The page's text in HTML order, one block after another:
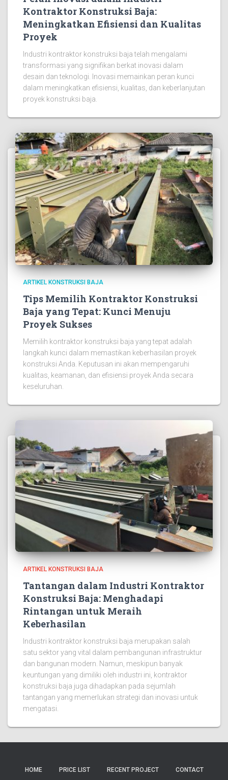
Kontraktor Konstruksi Baja:
Meningkatkan Efisiensi dan Kualitas
Proyek
Industri kontraktor konstruksi baja telah mengalami
transformasi yang signifikan berkat inovasi dalam
desain dan teknologi. Inovasi memainkan peran kunci
dalam meningkatkan efisiensi, kualitas, dan keberlanjutan
proyek konstruksi baja.
ARTIKEL KONSTRUKSI BAJA
Tips Memilih Kontraktor Konstruksi
Baja yang Tepat: Kunci Menuju
Proyek Sukses
Memilih kontraktor konstruksi baja yang tepat adalah
langkah kunci dalam memastikan keberhasilan proyek
konstruksi Anda. Keputusan ini akan mempengaruhi
kualitas, keamanan, dan efisiensi proyek Anda secara
keseluruhan.
ARTIKEL KONSTRUKSI BAJA
Tantangan dalam Industri Kontraktor
Konstruksi Baja: Menghadapi
Rintangan untuk Meraih
Keberhasilan
Industri kontraktor konstruksi baja merupakan salah
satu sektor yang vital dalam pembangunan infrastruktur
dan bangunan modern. Namun, meskipun banyak
keuntungan yang dimiliki oleh industri ini, kontraktor
konstruksi baja juga dihadapkan pada sejumlah
tantangan yang memerlukan strategi dan inovasi untuk
mengatasi.
HOME PRICE LIST RECENT PROJECT CONTACT